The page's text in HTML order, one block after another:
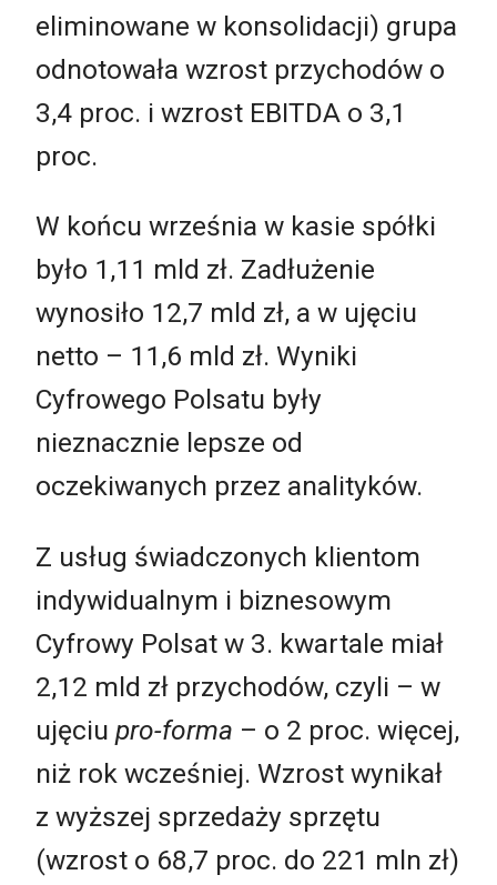
eliminowane w konsolidacji) grupa
odnotowała wzrost przychodów o
3,4 proc. i wzrost EBITDA o 3,1
proc.
W końcu września w kasie spółki
było 1,11 mld zł. Zadłużenie
wynosiło 12,7 mld zł, a w ujęciu
netto – 11,6 mld zł. Wyniki
Cyfrowego Polsatu były
nieznacznie lepsze od
oczekiwanych przez analityków.
Z usług świadczonych klientom
indywidualnym i biznesowym
Cyfrowy Polsat w 3. kwartale miał
2,12 mld zł przychodów, czyli – w
ujęciu pro-forma – o 2 proc. więcej,
niż rok wcześniej. Wzrost wynikał
z wyższej sprzedaży sprzętu
(wzrost o 68,7 proc. do 221 mln zł)